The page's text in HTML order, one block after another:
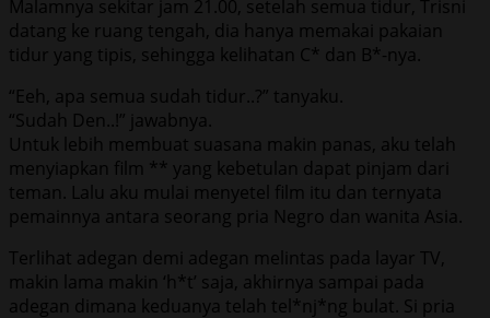
Malamnya sekitar jam 21.00, setelah semua tidur, Trisni
datang ke ruang tengah, dia hanya memakai pakaian
tidur yang tipis, sehingga kelihatan C* dan B*-nya.
“Eeh, apa semua sudah tidur..?” tanyaku.
“Sudah Den..!” jawabnya.
Untuk lebih membuat suasana makin panas, aku telah
menyiapkan film ** yang kebetulan dapat pinjam dari
teman. Lalu aku mulai menyetel film itu dan ternyata
pemainnya antara seorang pria Negro dan wanita Asia.
Terlihat adegan demi adegan melintas pada layar TV,
makin lama makin ‘h*t’ saja, akhirnya sampai pada
adegan dimana keduanya telah tel*nj*ng bulat. Si pria